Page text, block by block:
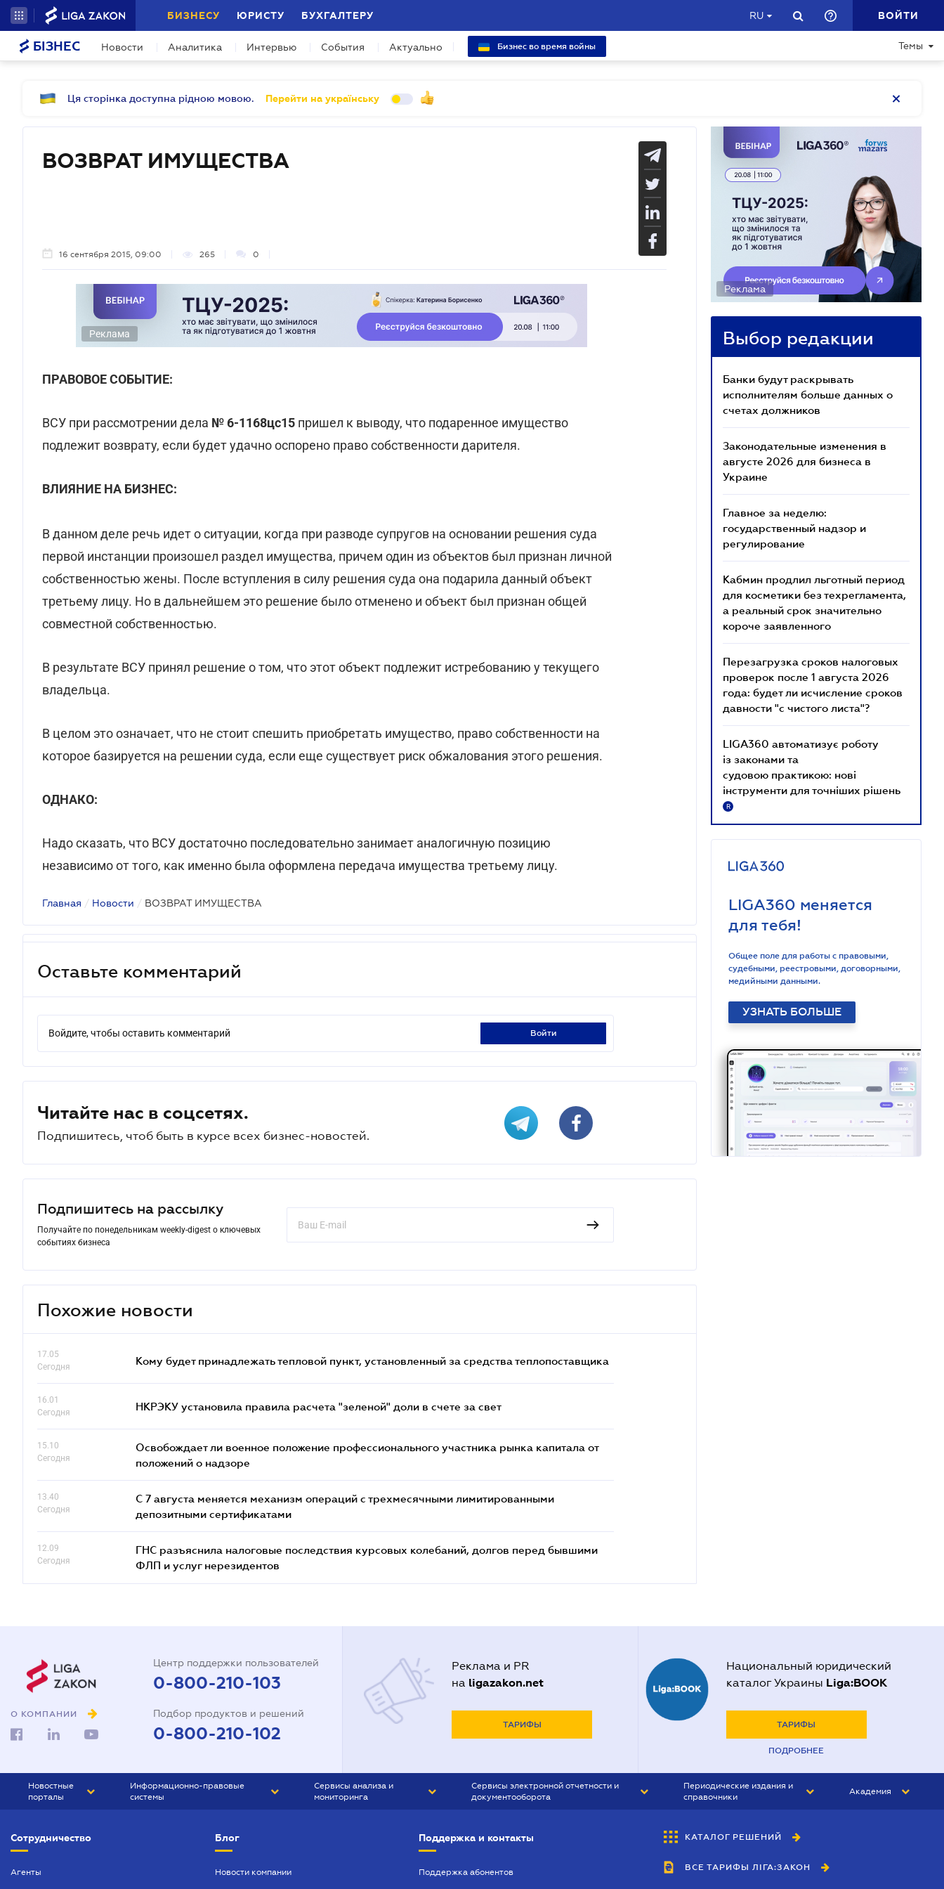
БИЗНЕСУ ЮРИСТУ БУХГАЛТЕРУ RU ВОЙТИ
БІЗНЕС Новости Аналитика Интервью События Актуально Бизнес во время войны Темы
Ця сторінка доступна рідною мовою. Перейти на українську
ВОЗВРАТ ИМУЩЕСТВА
16 сентября 2015, 09:00 265 0
Реклама
ПРАВОВОЕ СОБЫТИЕ:
ВСУ при рассмотрении дела №6-1168цс15 пришел к выводу, что подаренное имущество
подлежит возврату, если будет удачно оспорено право собственности дарителя.
ВЛИЯНИЕ НА БИЗНЕС:
В данном деле речь идет о ситуации, когда при разводе супругов на основании решения суда
первой инстанции произошел раздел имущества, причем один из объектов был признан личной
собственностью жены. После вступления в силу решения суда она подарила данный объект
третьему лицу. Но в дальнейшем это решение было отменено и объект был признан общей
совместной собственностью.
В результате ВСУ принял решение о том, что этот объект подлежит истребованию у текущего
владельца.
В целом это означает, что не стоит спешить приобретать имущество, право собственности на
которое базируется на решении суда, если еще существует риск обжалования этого решения.
ОДНАКО:
Надо сказать, что ВСУ достаточно последовательно занимает аналогичную позицию
независимо от того, как именно была оформлена передача имущества третьему лицу.
Главная / Новости / ВОЗВРАТ ИМУЩЕСТВА
Оставьте комментарий
Войдите, чтобы оставить комментарий войти
Читайте нас в соцсетях.
Подпишитесь, чтоб быть в курсе всех бизнес-новостей.
Подпишитесь на рассылку
Получайте по понедельникам weekly-digest о ключевых
событиях бизнеса
Похожие новости
17.05
Сегодня
Кому будет принадлежать тепловой пункт, установленный за средства теплопоставщика
16.01
Сегодня
НКРЭКУ установила правила расчета "зеленой" доли в счете за свет
15.10
Сегодня
Освобождает ли военное положение профессионального участника рынка капитала от
положений о надзоре
13.40
Сегодня
С 7 августа меняется механизм операций с трехмесячными лимитированными
депозитными сертификатами
12.09
Сегодня
ГНС разъяснила налоговые последствия курсовых колебаний, долгов перед бывшими
ФЛП и услуг нерезидентов
Реклама
Выбор редакции
Банки будут раскрывать
исполнителям больше данных о
счетах должников
Законодательные изменения в
августе 2026 для бизнеса в
Украине
Главное за неделю:
государственный надзор и
регулирование
Кабмин продлил льготный период
для косметики без техрегламента,
а реальный срок значительно
короче заявленного
Перезагрузка сроков налоговых
проверок после 1 августа 2026
года: будет ли исчисление сроков
давности "с чистого листа"?
LIGA360 автоматизує роботу
із законами та
судовою практикою: нові
інструменти для точніших рішень
R
LIGA360 меняется
для тебя!
Общее поле для работы с правовыми,
судебными, реестровыми, договорными,
медийными данными.
УЗНАТЬ БОЛЬШЕ
О КОМПАНИИ
Центр поддержки пользователей
0-800-210-103
Подбор продуктов и решений
0-800-210-102
Реклама и PR
на ligazakon.net
ТАРИФЫ
Национальный юридический
каталог Украины Liga:BOOK
ТАРИФЫ
ПОДРОБНЕЕ
Новостные
порталы
БИЗНЕС
Информационно-правовые
системы
Сервисы анализа и
мониторинга
Сервисы электронной отчетности и
документооборота
Периодические издания и
справочники
БУХГАЛТЕР&ЗАКОН
ВЕСТНИК МСФО
Академия
Сотрудничество
Агенты
Блог
Новости компании
Поддержка и контакты
Поддержка абонентов
КАТАЛОГ РЕШЕНИЙ
ВСЕ ТАРИФЫ ЛІГА:ЗАКОН